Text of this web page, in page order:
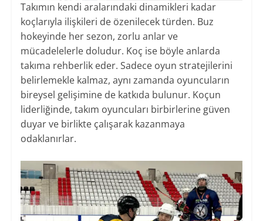
Takımın kendi aralarındaki dinamikleri kadar
koçlarıyla ilişkileri de özenilecek türden. Buz
hokeyinde her sezon, zorlu anlar ve
mücadelelerle doludur. Koç ise böyle anlarda
takıma rehberlik eder. Sadece oyun stratejilerini
belirlemekle kalmaz, aynı zamanda oyuncuların
bireysel gelişimine de katkıda bulunur. Koçun
liderliğinde, takım oyuncuları birbirlerine güven
duyar ve birlikte çalışarak kazanmaya
odaklanırlar.